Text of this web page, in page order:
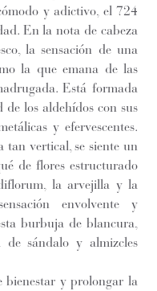
y adictivo, el 724
En la nota de cabeza
la sensación de una
la que emana de las
Está formada
los aldehídos con sus
y efervescentes.
tan vertical, se siente un
de flores estructurado
la arvejilla y la
envolvente y
burbuja de blancura,
sándalo y almizcles
y prolongar la